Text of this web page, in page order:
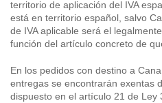
territorio de aplicación del IVA
está en territorio español, salvo
de IVA aplicable será el
función del artículo concreto de
En los pedidos con destino a
entregas se encontrarán exentas
dispuesto en el artículo 21 de Ley